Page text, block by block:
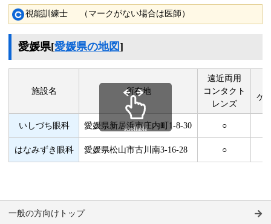
視能訓練士 （マークがない場合は医師）
愛媛県[愛媛県の地図]
施設名 所在地
遠近両用
コンタクト
レンズ
ケ
いしづち眼科 愛媛県新居浜市庄内町1-8-30 ○
はなみずき眼科 愛媛県松山市古川南3-16-28 ○
scrollable
一般の方向けトップ